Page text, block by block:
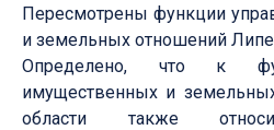
Пересмотрены функции
и земельных отношений
Определено, что к
имущественных и
области также